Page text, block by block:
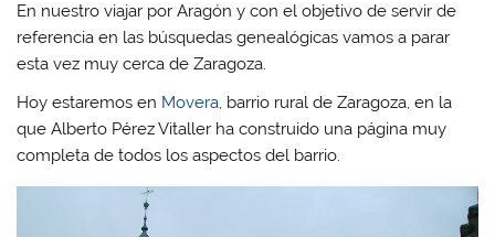
En nuestro viajar por Aragón y con el objetivo de servir de
referencia en las búsquedas genealógicas vamos a parar
esta vez muy cerca de Zaragoza.
Hoy estaremos en Movera, barrio rural de Zaragoza, en la
que Alberto Pérez Vitaller ha construido una página muy
completa de todos los aspectos del barrio.